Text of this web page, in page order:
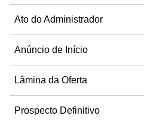
Ato do Administrador
Anúncio de Início
Lâmina da Oferta
Prospecto Definitivo